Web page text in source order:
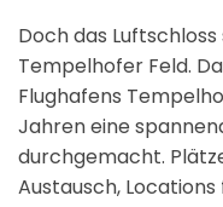
Doch das
Tempelhofer Feld.
Flughafens
Jahren eine
durchgemacht.
Austausch,